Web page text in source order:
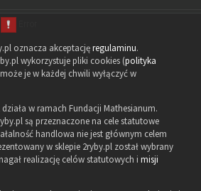
oznacza akceptacjęregulaminu.
wykorzystuje pliki cookies (polityka
je w każdej chwili wyłączyć w
w ramach Fundacji Mathesianum.
są przeznaczone na cele statutowe
handlowa nie jest głównym celem
w sklepie 2ryby.pl został wybrany
realizację celów statutowych i misji